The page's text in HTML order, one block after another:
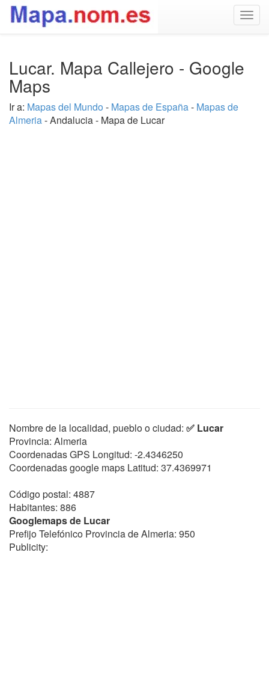
Lucar. Mapa Callejero - Google
Maps
Ir a: Mapas del Mundo - Mapas de España- Mapas de
Almeria- Andalucia - Mapa de Lucar
Nombre de la localidad, pueblo o ciudad: ✅ Lucar
Provincia: Almeria
Coordenadas GPS Longitud: -2.4346250
Coordenadas google maps Latitud: 37.4369971
Código postal: 4887
Habitantes: 886
Googlemaps de Lucar
Prefijo Telefónico Provincia de Almeria: 950
Publicity: